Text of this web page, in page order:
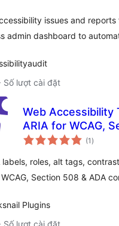
issues and
admin dashboard to
Số lượt cài đặt
Web Accessibility
ARIA for WCAG,
(1 tổng
đánh
)
labels, roles, alt tags,
Section 508 & ADA
Plugins
Số lượt cài đặt